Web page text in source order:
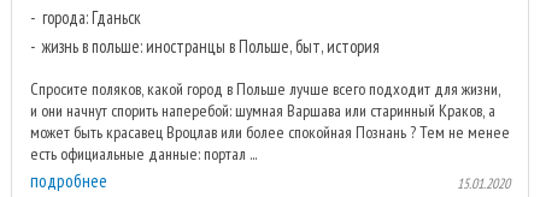
города: Гданьск
жизнь в польше: иностранцы в Польше, быт, история
Спросите поляков, какой город в Польше лучше всего подходит для жизни,
и они начнут спорить наперебой: шумная Варшава или старинный Краков, а
может быть красавец Вроцлав или более спокойная Познань ? Тем не менее
есть официальные данные: портал ...
подробнее 15.01.2020